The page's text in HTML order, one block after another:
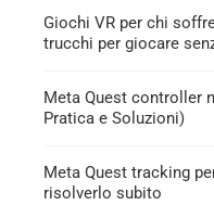
Giochi VR per chi
trucchi per giocare
Meta Quest controller
Pratica e Soluzioni)
Meta Quest tracking
risolverlo subito